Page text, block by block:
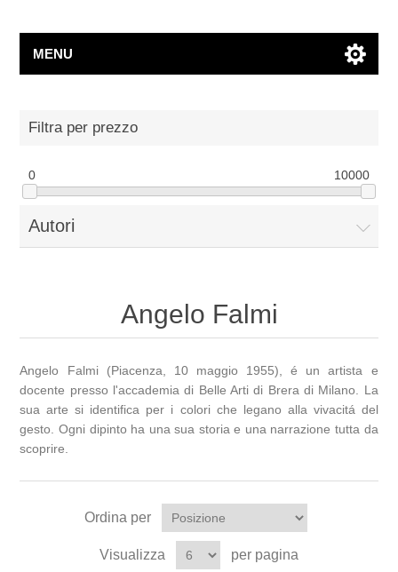
MENU
Filtra per prezzo
0 10000
Autori
Angelo Falmi
Angelo Falmi (Piacenza, 10 maggio 1955), é un artista e
docente presso l'accademia di Belle Arti di Brera di Milano. La
sua arte si identifica per i colori che legano alla vivacitá del
gesto. Ogni dipinto ha una sua storia e una narrazione tutta da
scoprire.
Ordina per
Visualizza per pagina